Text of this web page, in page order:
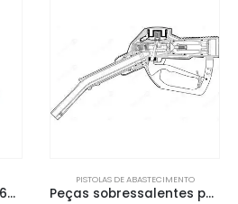
Agitador Jensen Serie 600
PISTOLAS DE ABASTECIMENTO
Peças sobressalentes para Pistolas de abastecimento